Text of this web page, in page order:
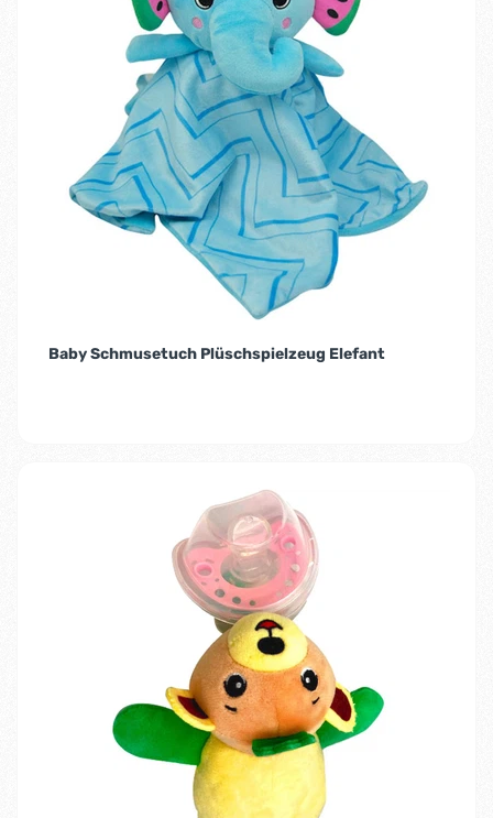
Baby Schmusetuch Plüschspielzeug Elefant